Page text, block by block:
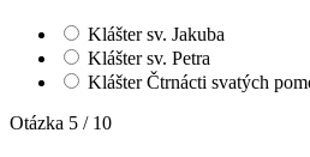
Klášter sv. Jakuba
Klášter sv. Petra
Klášter Čtrnácti svatých
Otázka 5 / 10